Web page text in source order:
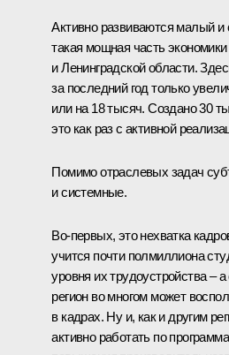
Активно развиваются малый и
такая мощная часть
и Ленинградской области.
за последний год только
или на 18 тысяч. Создано 30
это как раз с активной
Помимо отраслевых задач
и системные.
Во-первых, это нехватка
учится почти полмиллиона
уровня их трудоустройства –
регион во многом может
в кадрах. Ну и, как и другим
активно работать по